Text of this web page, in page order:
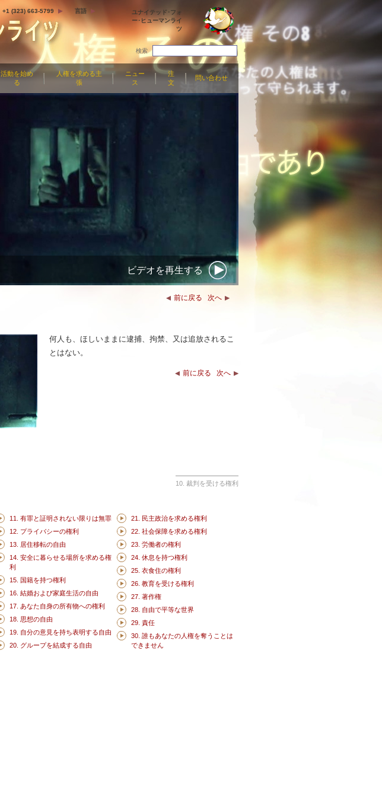
+1 (323) 663-5799 言語
ユナイテッド･フォ
ー･ヒューマンライ
ツ
検索
活動を始め
る
人権を求める主
張
ニュー
ス
注
文
問い合わせ
ビデオを再生する
前に戻る 次へ
何人も、ほしいままに逮捕、拘禁、又は追放されるこ
とはない。
前に戻る 次へ
10. 裁判を受ける権利
11. 有罪と証明されない限りは無罪
12. プライバシーの権利
13. 居住移転の自由
14. 安全に暮らせる場所を求める権
利
15. 国籍を持つ権利
16. 結婚および家庭生活の自由
17. あなた自身の所有物への権利
18. 思想の自由
19. 自分の意見を持ち表明する自由
20. グループを結成する自由
21. 民主政治を求める権利
22. 社会保障を求める権利
23. 労働者の権利
24. 休息を持つ権利
25. 衣食住の権利
26. 教育を受ける権利
27. 著作権
28. 自由で平等な世界
29. 責任
30. 誰もあなたの人権を奪うことは
できません